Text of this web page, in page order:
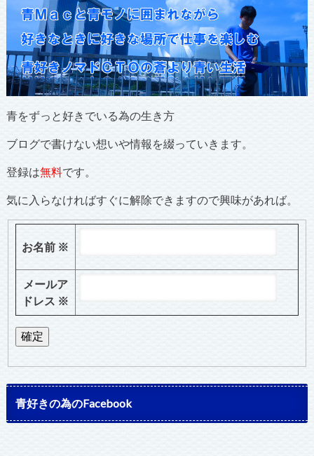
青をずっと好きでいる為の生き方
ブログで書けない想いや情報を綴っていきます。
登録は無料です。
気に入らなければすぐに解除できますので興味があれば。
お名前 ※
メールア
ドレス ※
青好きの為のFacebook